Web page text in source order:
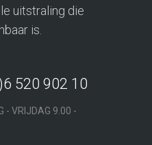
uitstraling die
is.
520 902 10
- VRIJDAG 9.00 -